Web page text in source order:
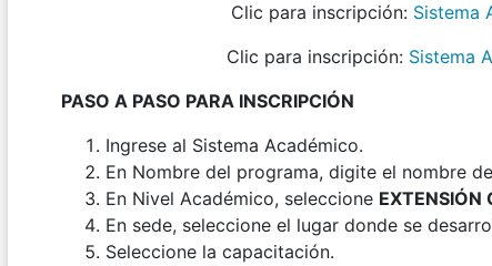
Clic para inscripción: Sistema
Clic para inscripción: Sistema
PASO A PASO PARA INSCRIPCIÓN
Ingrese al Sistema Académico.
En Nombre del programa, digite el nombre
En Nivel Académico, seleccione EXTENSIÓN
En sede, seleccione el lugar donde se
Seleccione la capacitación.